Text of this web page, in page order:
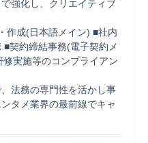
強化し、クリエイティブ
作成(日本語メイン) ■社内
契約締結事務(電子契約メ
実施等のコンプライアン
法務の専門性を活かし事
タメ業界の最前線でキャ